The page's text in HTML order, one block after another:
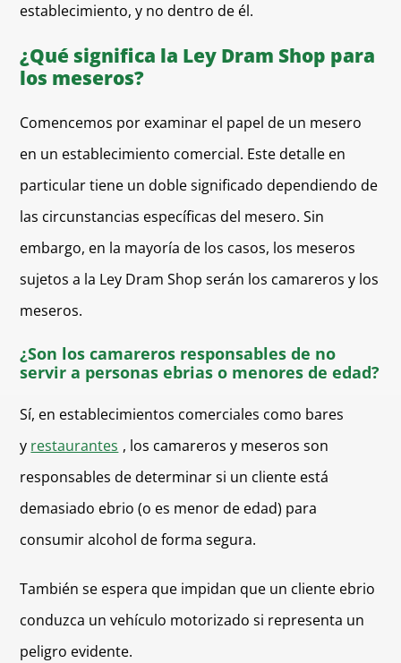
establecimiento, y no dentro de él.
¿Qué significa la Ley Dram Shop para
los meseros?
Comencemos por examinar el papel de un mesero
en un establecimiento comercial. Este detalle en
particular tiene un doble significado dependiendo de
las circunstancias específicas del mesero. Sin
embargo, en la mayoría de los casos, los meseros
sujetos a la Ley Dram Shop serán los camareros y los
meseros.
¿Son los camareros responsables de no
servir a personas ebrias o menores de edad?
Sí, en establecimientos comerciales como bares
y restaurantes , los camareros y meseros son
responsables de determinar si un cliente está
demasiado ebrio (o es menor de edad) para
consumir alcohol de forma segura.
También se espera que impidan que un cliente ebrio
conduzca un vehículo motorizado si representa un
peligro evidente.